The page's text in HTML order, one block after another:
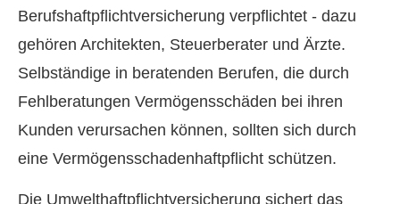
Berufshaftpflichtversicherung verpflichtet - dazu
gehören Architekten, Steuerberater und Ärzte.
Selbständige in beratenden Berufen, die durch
Fehlberatungen Vermögensschäden bei ihren
Kunden verursachen können, sollten sich durch
eine Vermögensschadenhaftpflicht schützen.
Die Umwelthaftpflichtversicherung sichert das